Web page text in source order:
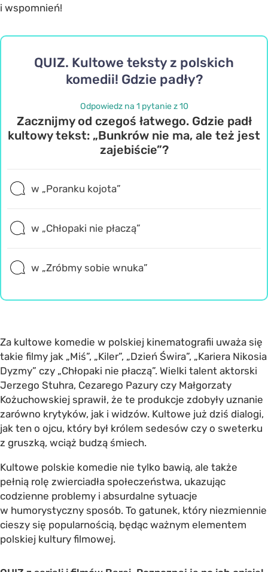
i wspomnień!
QUIZ. Kultowe teksty z polskich
komedii! Gdzie padły?
Odpowiedz na 1 pytanie z 10
Zacznijmy od czegoś łatwego. Gdzie padł
kultowy tekst: „Bunkrów nie ma, ale też jest
zajebiście”?
w „Poranku kojota”
w „Chłopaki nie płaczą”
w „Zróbmy sobie wnuka”
Za kultowe komedie w polskiej kinematografii uważa się
takie filmy jak „Miś”, „Kiler”, „Dzień Świra”, „Kariera Nikosia
Dyzmy” czy „Chłopaki nie płaczą”. Wielki talent aktorski
Jerzego Stuhra, Cezarego Pazury czy Małgorzaty
Kożuchowskiej sprawił, że te produkcje zdobyły uznanie
zarówno krytyków, jak i widzów. Kultowe już dziś dialogi,
jak ten o ojcu, który był królem sedesów czy o sweterku
z gruszką, wciąż budzą śmiech.
Kultowe polskie komedie nie tylko bawią, ale także
pełnią rolę zwierciadła społeczeństwa, ukazując
codzienne problemy i absurdalne sytuacje
w humorystyczny sposób. To gatunek, który niezmiennie
cieszy się popularnością, będąc ważnym elementem
polskiej kultury filmowej.